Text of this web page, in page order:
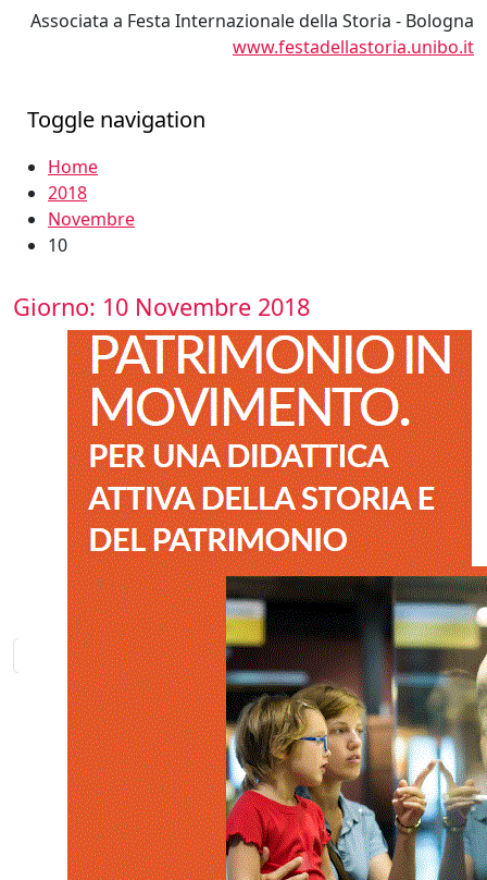
Associata a Festa Internazionale della Storia - Bologna
www.festadellastoria.unibo.it
Toggle navigation
Home
2018
Novembre
10
Giorno: 10 Novembre 2018